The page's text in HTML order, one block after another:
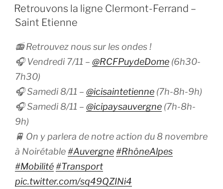
LE
Retrouvons la ligne Clermont-Ferrand –
Saint Etienne
📻 Retrouvez nous sur les ondes !
🎧 Vendredi 7/11 – @RCFPuydeDome (6h30-
7h30)
🎧 Samedi 8/11 – @icisaintetienne (7h-8h-9h)
🎧 Samedi 8/11 – @icipaysauvergne (7h-8h-
9h)
🚆 On y parlera de notre action du 8 novembre
à Noirétable#Auvergne#RhôneAlpes
#Mobilité#Transport
pic.twitter.com/sq49QZINi4